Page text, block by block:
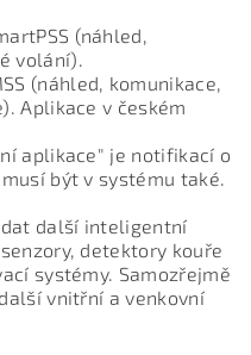
(náhled,
volání).
(náhled, komunikace,
Aplikace v českém
aplikace" je notifikací o
být v systému také.
další inteligentní
detektory kouře
systémy. Samozřejmě
vnitřní a venkovní